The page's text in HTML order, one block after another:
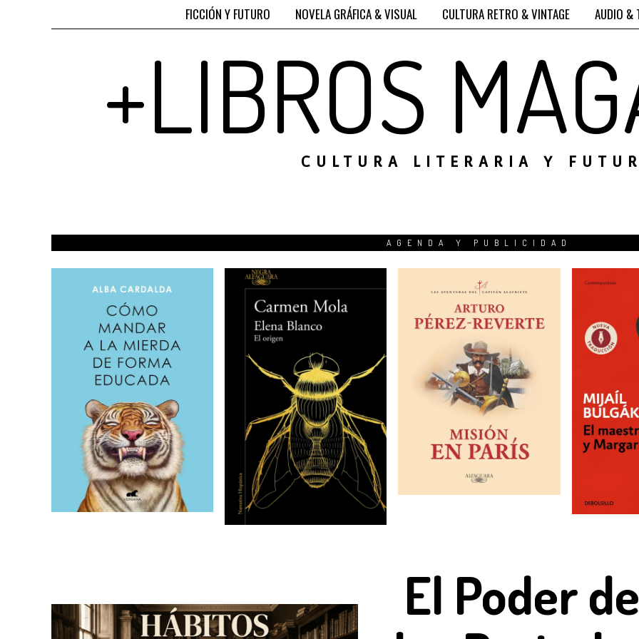
FICCIÓN Y FUTURO NOVELA GRÁFICA & VISUAL CULTURA RETRO & VINTAGE AUDIO &
+LIBROS
CULTURA LITERARIA Y
AGENDA Y PUBLICIDAD
El Poder de